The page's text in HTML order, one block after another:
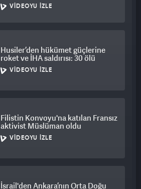
VIDEOYU İZLE
Husiler’den hükümet güçlerine
roket ve İHA saldırısı: 30 ölü
VIDEOYU İZLE
Filistin Konvoyu'na katılan Fransız
aktivist Müslüman oldu
VIDEOYU İZLE
İsrail'den Ankara’nın Orta Doğu